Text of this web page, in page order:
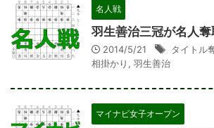
名人戦
羽生善治三冠が名人奪
2014/5/21 タイトル
相掛かり , 羽生善治
マイナビ女子オープン